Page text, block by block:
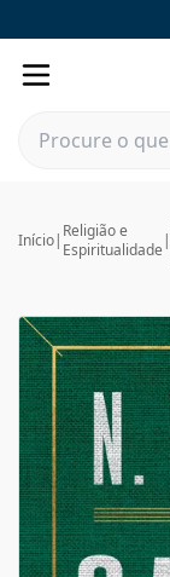
Início| Religião e
Espiritualidade |